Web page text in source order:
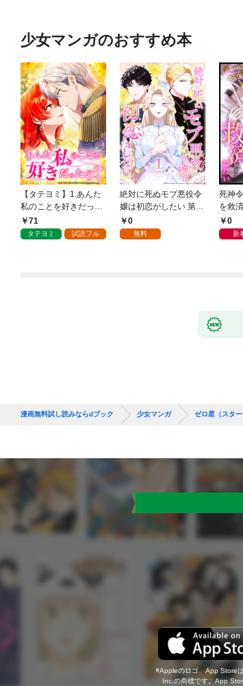
少女マンガのおすすめ本
【タテヨミ】1.あんた
私のことを好きだった
の？
71
タテヨミ 試読フル
絶対に死ぬモブ悪役令
嬢は初恋がしたい 第1
話0
無料
死神
を救
0
新
漫画無料試し読みならdブック 少女マンガ ゼロ星（スター
Appleのロゴ、App Store
Inc.の商標です。App